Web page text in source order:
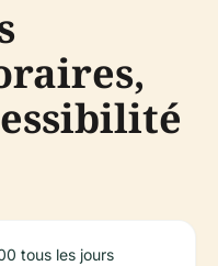
tous les jours